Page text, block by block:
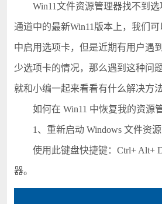
Win11文件资源管理器找不到选
通道中的最新Win11版本上，我们
中启用选项卡，但是近期有用户遇
少选项卡的情况，那么遇到这种问
就和小编一起来看看有什么解决方法
如何在 Win11 中恢复我的资源管
1、重新启动 Windows 文件资源
使用此键盘快捷键：Ctrl+ Alt+
器。